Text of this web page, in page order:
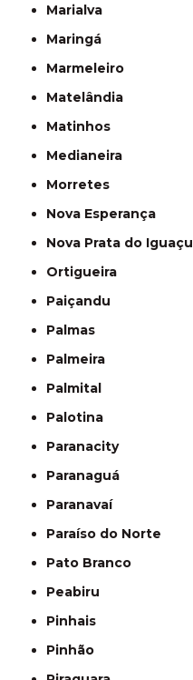
Marialva
Maringá
Marmeleiro
Matelândia
Matinhos
Medianeira
Morretes
Nova Esperança
Nova Prata do Iguaçu
Ortigueira
Paiçandu
Palmas
Palmeira
Palmital
Palotina
Paranacity
Paranaguá
Paranavaí
Paraíso do Norte
Pato Branco
Peabiru
Pinhais
Pinhão